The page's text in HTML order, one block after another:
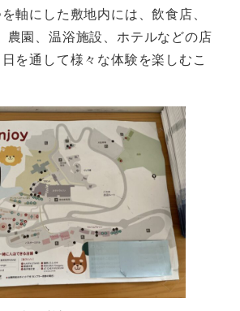
軸にした敷地内には、飲食店、
農園、温浴施設、ホテルなどの店
を通して様々な体験を楽しむこ